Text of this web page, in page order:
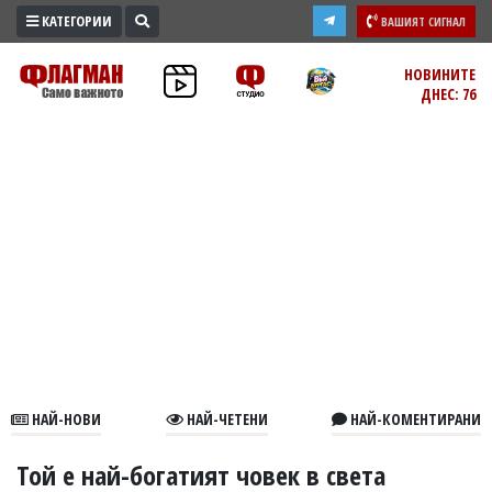
ПРОМО
ЗОНА
В
КАТЕГОРИИ ВАШИЯТ СИГНАЛ
НОВИНИТЕ
ДНЕС: 76
НАЙ-НОВИ НАЙ-ЧЕТЕНИ НАЙ-КОМЕНТИРАНИ
Той е най-богатият човек в света